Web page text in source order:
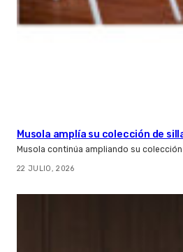
Musola amplía su colección de
Musola continúa ampliando su
22 JULIO, 2026